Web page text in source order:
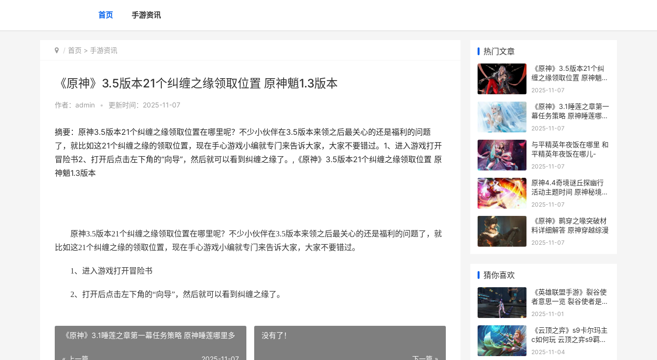
首页 手游资讯
首页 > 手游资讯
《原神》3.5版本21个纠缠之缘领取位置 原神魈1.3版本
作者： admin • 更新时间：2025-11-07
摘要：原神3.5版本21个纠缠之缘领取位置在哪里呢？不少小伙伴在3.5版本来领之后最关心的还是福利的问题
了，就比如这21个纠缠之缘的领取位置，现在手心游戏小编就专门来告诉大家，大家不要错过。1、进入游戏打开
冒险书2、打开后点击左下角的“向导”，然后就可以看到纠缠之缘了。,《原神》3.5版本21个纠缠之缘领取位置 原
神魈1.3版本
原神3.5版本21个纠缠之缘领取位置在哪里呢？不少小伙伴在3.5版本来领之后最关心的还是福利的问题了，就
比如这21个纠缠之缘的领取位置，现在手心游戏小编就专门来告诉大家，大家不要错过。
1、进入游戏打开冒险书
2、打开后点击左下角的“向导”，然后就可以看到纠缠之缘了。
《原神》3.1睡莲之章第一幕任务策略 原神睡莲哪里多 没有了！
热门文章
《原神》3.5版本21个纠
缠之缘领取位置 原神魈
1.3版本
2025-11-07
《原神》3.1睡莲之章第一
幕任务策略 原神睡莲哪里
多
2025-11-07
与平精英年夜饭在哪里 和
平精英年夜饭在哪儿-
2025-11-07
原神4.4奇境谜丘探幽行
活动主题时间 原神秘境迷
踪
2025-11-07
《原神》鹮穿之喙突破材
料详细解答 原神穿越综漫
2025-11-07
猜你喜欢
《英雄联盟手游》裂谷使
者意思一览 裂谷使者是什
么
2025-11-01
《云顶之弈》s9卡尔玛主
c如何玩 云顶之弈s9羁绊
一览表
2025-11-04